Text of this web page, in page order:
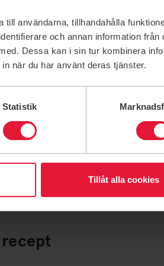
till användarna, tillhandahålla
och annan information från
Dessa kan i sin tur kombinera
när du har använt deras tjänster.
Statistik
Tillåt alla cookies
recept
Cookies